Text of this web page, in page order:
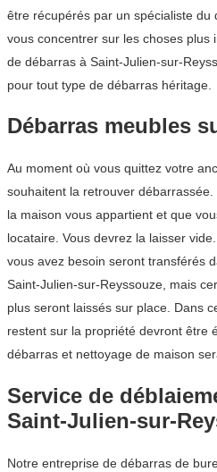
être récupérés par un spécialiste
vous concentrer sur les choses plus
de débarras à Saint-Julien-sur-
pour tout type de débarras héritage.
Débarras meubles
Au moment où vous quittez votre
souhaitent la retrouver
la maison vous appartient et que
locataire. Vous devrez la laisser
vous avez besoin seront transférés
Saint-Julien-sur-Reyssouze, mais
plus seront laissés sur place. Dans
restent sur la propriété devront être
débarras et nettoyage de maison
Service de
Saint-Julien-sur-
Notre entreprise de débarras de